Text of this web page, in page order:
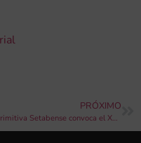
PRÓXIMO
La Primitiva Setabense convoca el XV Saló Monogràfic de Fotografia per festejar Santa Cecília